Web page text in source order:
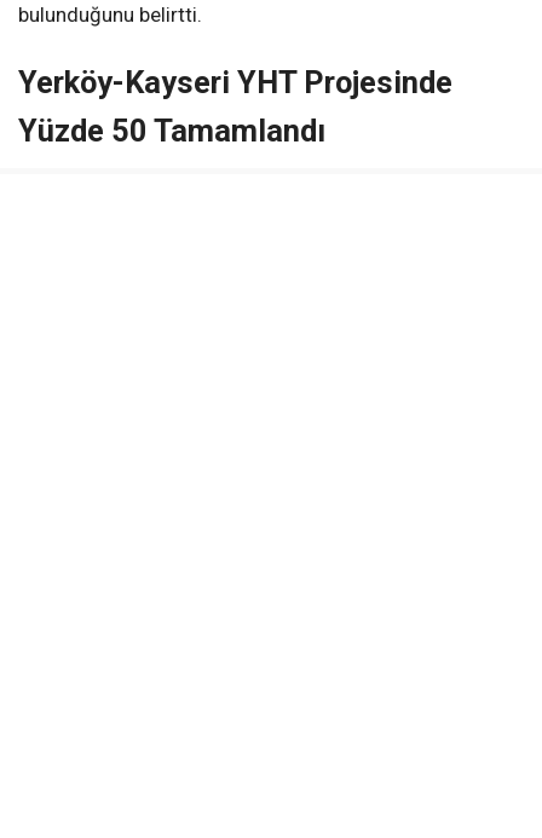
bulunduğunu belirtti.
Yerköy-Kayseri YHT Projesinde
Yüzde 50 Tamamlandı